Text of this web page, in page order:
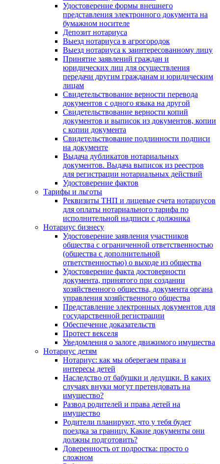
Удостоверение формы внешнего
представления электронного документа на
бумажном носителе
Депозит нотариуса
Выезд нотариуса в агрогородок
Выезд нотариуса к заинтересованному лицу
Принятие заявлений граждан и
юридических лиц для осуществления
передачи другим гражданам и юридическим
лицам
Свидетельствование верности перевода
документов с одного языка на другой
Свидетельствование верности копий
документов и выписок из документов, копии
с копии документа
Свидетельствование подлинности подписи
на документе
Выдача дубликатов нотариальных
документов. Выдача выписок из реестров
для регистрации нотариальных действий
Удостоверение фактов
Тарифы и льготы
Реквизиты ТНП и лицевые счета нотариусов
для оплаты нотариального тарифа по
исполнительной надписи с должника
Нотариус бизнесу
Удостоверение заявления участников
общества с ограниченной ответственностью
(общества с дополнительной
ответственностью) о выходе из общества
Удостоверение факта достоверности
документа, принятого при создании
хозяйственного общества, документа органа
управления хозяйственного общества
Представление электронных документов для
государственной регистрации
Обеспечение доказательств
Протест векселя
Уведомления о залоге движимого имущества
Нотариус детям
Нотариус: как мы оберегаем права и
интересы детей
Наследство от бабушки и дедушки. В каких
случаях внуки могут претендовать на
имущество?
Развод родителей и права детей на
имущество
Родители планируют, что у тебя будет
поездка за границу. Какие документы они
должны подготовить?
Доверенность от подростка: просто о
сложном